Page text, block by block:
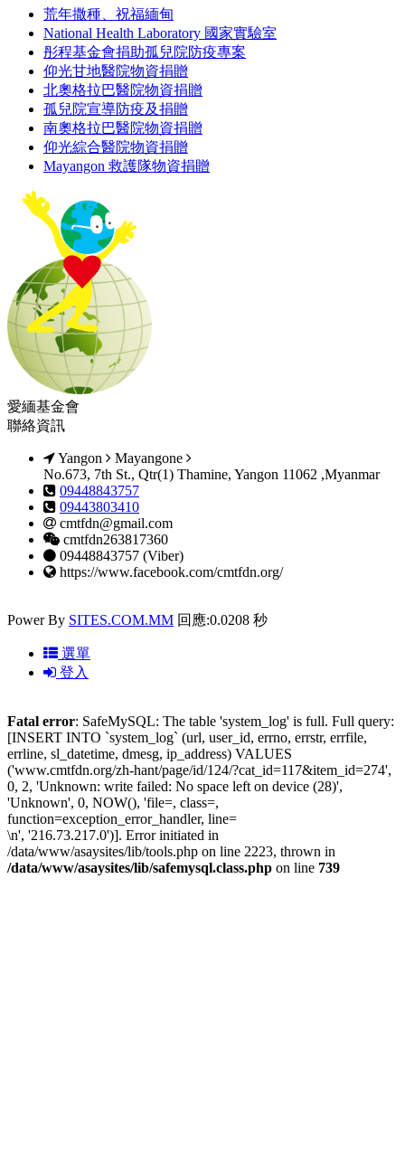
荒年撒種、祝福緬甸
National Health Laboratory 國家實驗室
彤程基金會捐助孤兒院防疫專案
仰光甘地醫院物資捐贈
北奧格拉巴醫院物資捐贈
孤兒院宣導防疫及捐贈
南奧格拉巴醫院物資捐贈
仰光綜合醫院物資捐贈
Mayangon 救護隊物資捐贈
愛緬基金會
聯絡資訊
Yangon
Mayangone
No.673, 7th St., Qtr(1) Thamine, Yangon 11062 ,Myanmar
09448843757
09443803410
cmtfdn@gmail.com
cmtfdn263817360
09448843757 (Viber)
https://www.facebook.com/cmtfdn.org/
Power By SITES.COM.MM 回應:0.0208 秒
選單
登入
Fatal error: SafeMySQL: The table 'system_log' is full. Full query:
[INSERT INTO `system_log` (url, user_id, errno, errstr, errfile,
errline, sl_datetime, dmesg, ip_address) VALUES
('www.cmtfdn.org/zh-hant/page/id/124/?cat_id=117&item_id=274',
0, 2, 'Unknown: write failed: No space left on device (28)',
'Unknown', 0, NOW(), 'file=, class=,
function=exception_error_handler, line=
\n', '216.73.217.0')]. Error initiated in
/data/www/asaysites/lib/tools.php on line 2223, thrown in
/data/www/asaysites/lib/safemysql.class.php on line 739